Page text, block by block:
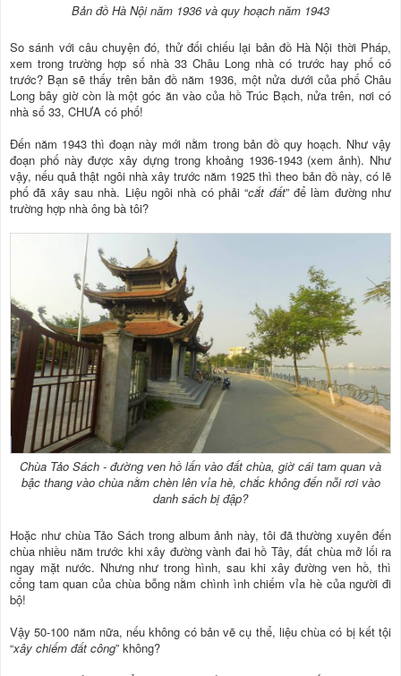
Bản đồ Hà Nội năm 1936 và quy hoạch năm 1943
So sánh với câu chuyện đó, thử đối chiếu lại bản đồ Hà Nội thời Pháp,
xem trong trường hợp số nhà 33 Châu Long nhà có trước hay phố có
trước? Bạn sẽ thấy trên bản đồ năm 1936, một nửa dưới của phố Châu
Long bây giờ còn là một góc ăn vào của hồ Trúc Bạch, nửa trên, nơi có
nhà số 33, CHƯA có phố!
Đến năm 1943 thì đoạn này mới nằm trong bản đồ quy hoạch. Như vậy
đoạn phố này được xây dựng trong khoảng 1936-1943 (xem ảnh). Như
vậy, nếu quả thật ngôi nhà xây trước năm 1925 thì theo bản đồ này, có lẽ
phố đã xây sau nhà. Liệu ngôi nhà có phải “cắt đất” để làm đường như
trường hợp nhà ông bà tôi?
Chùa Tảo Sách - đường ven hồ lấn vào đất chùa, giờ cái tam quan và
bậc thang vào chùa nằm chèn lên vỉa hè, chắc không đến nỗi rơi vào
danh sách bị đập?
Hoặc như chùa Tảo Sách trong album ảnh này, tôi đã thường xuyên đến
chùa nhiều năm trước khi xây đường vành đai hồ Tây, đất chùa mở lối ra
ngay mặt nước. Nhưng như trong hình, sau khi xây đường ven hồ, thì
cổng tam quan của chùa bỗng nằm chình ình chiếm vỉa hè của người đi
bộ!
Vậy 50-100 năm nữa, nếu không có bản vẽ cụ thể, liệu chùa có bị kết tội
“xây chiếm đất công” không?